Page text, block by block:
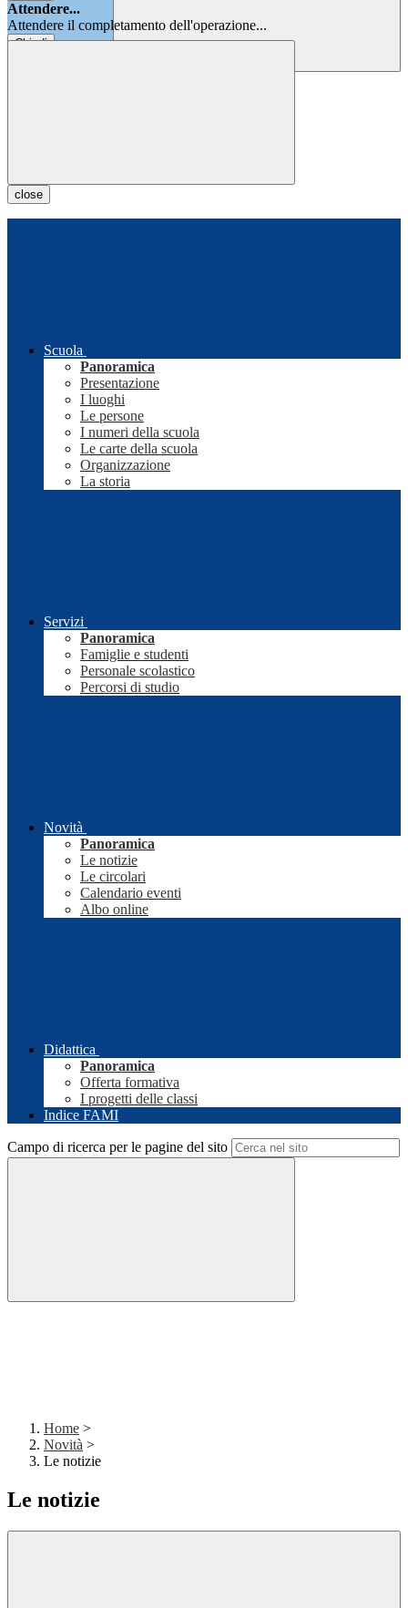
Attendere...
Attendere il completamento dell'operazione...
Chiudi
close
Scuola
Panoramica
Presentazione
I luoghi
Le persone
I numeri della scuola
Le carte della scuola
Organizzazione
La storia
Servizi
Panoramica
Famiglie e studenti
Personale scolastico
Percorsi di studio
Novità
Panoramica
Le notizie
Le circolari
Calendario eventi
Albo online
Didattica
Panoramica
Offerta formativa
I progetti delle classi
Indice FAMI
Campo di ricerca per le pagine del sito
Home >
Novità >
Le notizie
Le notizie